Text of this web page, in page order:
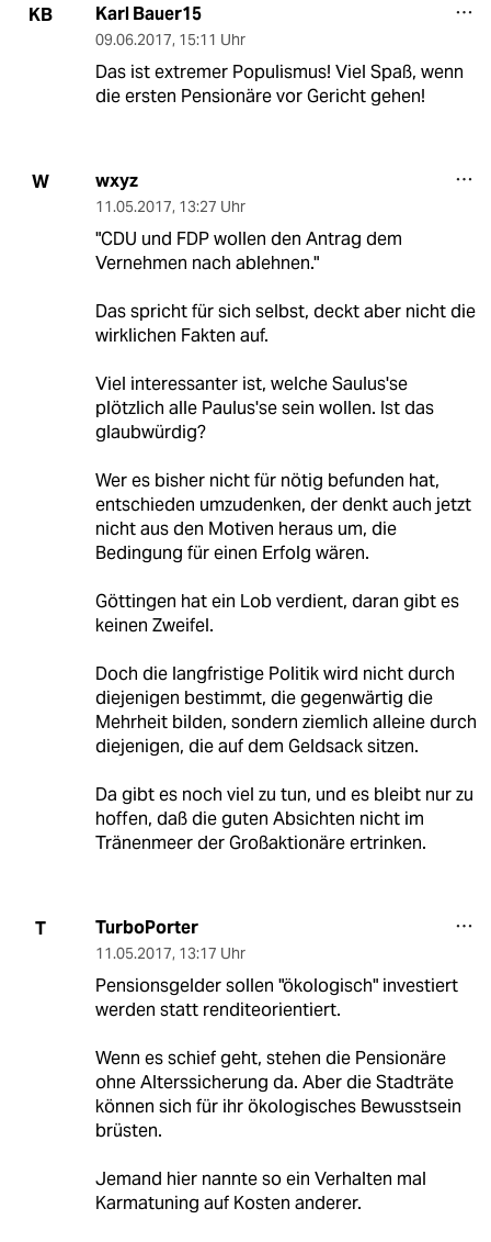
KB Karl Bauer15
09.06.2017, 15:11 Uhr
Das ist extremer Populismus! Viel Spaß, wenn
die ersten Pensionäre vor Gericht gehen!
W wxyz
11.05.2017, 13:27 Uhr
"CDU und FDP wollen den Antrag dem
Vernehmen nach ablehnen."
Das spricht für sich selbst, deckt aber nicht die
wirklichen Fakten auf.
Viel interessanter ist, welche Saulus'se
plötzlich alle Paulus'se sein wollen. Ist das
glaubwürdig?
Wer es bisher nicht für nötig befunden hat,
entschieden umzudenken, der denkt auch jetzt
nicht aus den Motiven heraus um, die
Bedingung für einen Erfolg wären.
Göttingen hat ein Lob verdient, daran gibt es
keinen Zweifel.
Doch die langfristige Politik wird nicht durch
diejenigen bestimmt, die gegenwärtig die
Mehrheit bilden, sondern ziemlich alleine durch
diejenigen, die auf dem Geldsack sitzen.
Da gibt es noch viel zu tun, und es bleibt nur zu
hoffen, daß die guten Absichten nicht im
Tränenmeer der Großaktionäre ertrinken.
T TurboPorter
11.05.2017, 13:17 Uhr
Pensionsgelder sollen "ökologisch" investiert
werden statt renditeorientiert.
Wenn es schief geht, stehen die Pensionäre
ohne Alterssicherung da. Aber die Stadträte
können sich für ihr ökologisches Bewusstsein
brüsten.
Jemand hier nannte so ein Verhalten mal
Karmatuning auf Kosten anderer.